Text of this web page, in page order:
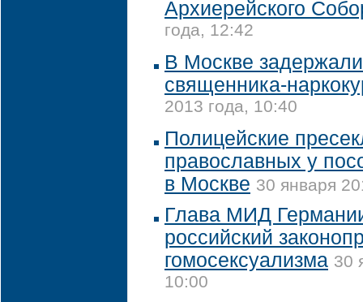
Архиерейского
года, 12:42
В Москве
священника-
2013 года, 10:40
Полицейские
православных у
в Москве 30 января
Глава МИД
российский
гомосексуализма 30
10:00